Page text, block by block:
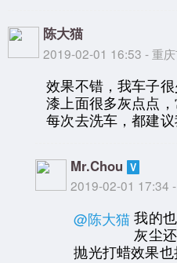
陈大猫
2019-02-01 16:53 - 重
效果不错，我车子
漆上面很多灰点点
每次去洗车，都建议
Mr.Chou
2019-02-01 17:34
@陈大猫 我的
灰尘
抛光打蜡效果